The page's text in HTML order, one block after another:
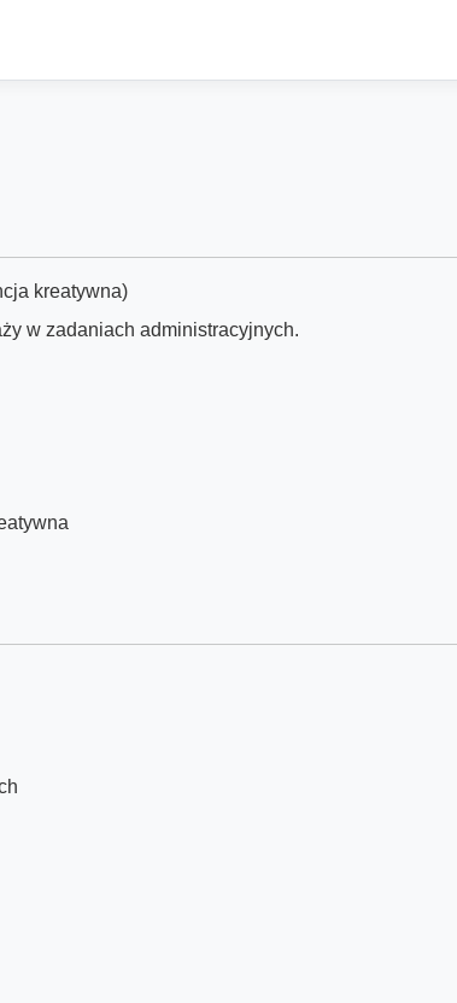
kreatywna)
w zadaniach administracyjnych.